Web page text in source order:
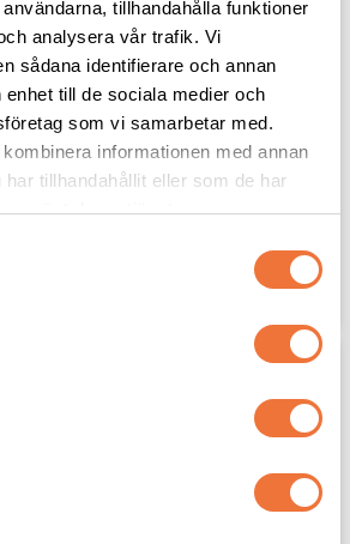
tillhandahålla funktioner
analysera vår trafik. Vi
sådana identifierare och annan
enhet till de sociala medier och
som vi samarbetar med.
informationen med annan
tillhandahållit eller som de har
använt deras tjänster.
Extra överdrag till
hundvagn Safari
medium -
Olivgrön/svart
Reservdel
899kr
Lägg